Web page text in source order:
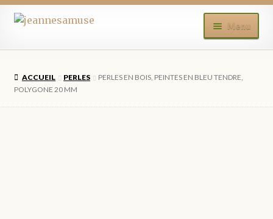
Aller
la
Aller
contenu
Menu
BOUTIQUE
ACCUEIL PERLES
PERLES EN BOIS, PEINTES EN BLEU TENDRE,
POLYGONE 20 MM